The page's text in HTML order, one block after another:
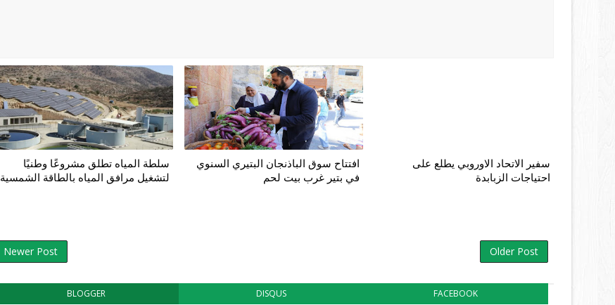
سلطة المياه تطلق مشروعًا وطنيًا
لتشغيل مرافق المياه بالطاقة الشمسية
افتتاح سوق الباذنجان البتيري السنوي
في بتير غرب بيت لحم
سفير الاتحاد الاوروبي يطلع على
احتياجات الزبابدة
Newer Post Older Post
BLOGGER DISQUS FACEBOOK